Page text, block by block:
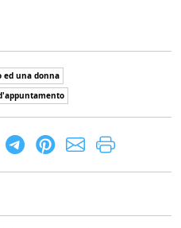
ed una donna